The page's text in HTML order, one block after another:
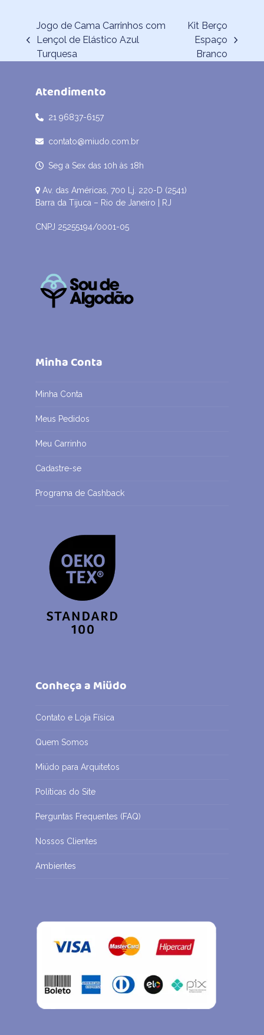
previous
post:
Jogo de Cama Carrinhos com
Lençol de Elástico Azul
Turquesa
next
post:
Kit Berço
Espaço
Branco
Atendimento
21 96837-6157
contato@miudo.com.br
Seg a Sex das 10h às 18h
Av. das Américas, 700 Lj. 220-D (2541)
Barra da Tijuca – Rio de Janeiro | RJ
CNPJ 25255194/0001-05
Minha Conta
Minha Conta
Meus Pedidos
Meu Carrinho
Cadastre-se
Programa de Cashback
Conheça a Miüdo
Contato e Loja Física
Quem Somos
Miüdo para Arquitetos
Políticas do Site
Perguntas Frequentes (FAQ)
Nossos Clientes
Ambientes